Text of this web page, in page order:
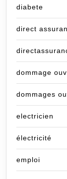
diabete
direct
dommage
dommages
electricien
électricité
emploi